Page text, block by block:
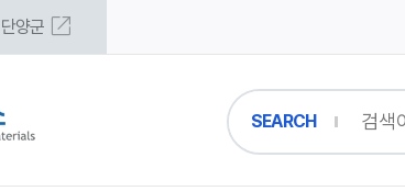
단양군 open_in_new
SEARCH